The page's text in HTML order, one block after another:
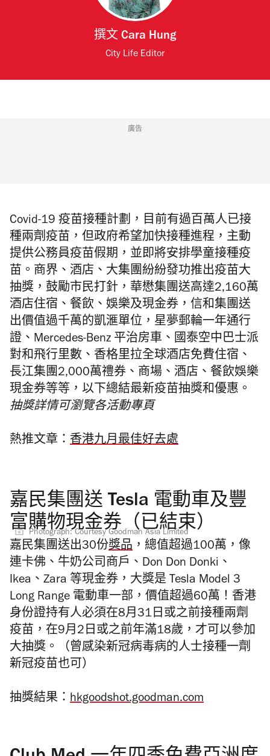
撰文 Cara Hung
City Life Editor
廣告
Covid-19 疫苗接種計劃，目前有過百萬人已接
種兩劑疫苗，但政府希望加快接種進程，主動
提供公務員疫苗假期，並即將安排學童接種疫
苗。商界、酒店、大集團紛紛發功推出疫苗大
抽獎，鼓勵市民打針，華懋集團送高達2,160萬
酒店住宿、餐飲、娛樂及現金券，信和集團送
出價值過千萬的凱滙單位，星夢郵輪一年通行
證、Mercedes-Benz 平治房車、國泰空中巴士派
對和飛行里數、香格里拉全球酒店免費住宿、
長江集團2,000萬禮券、商場、酒店、餐飲娛樂
現金券等等，以下總結最新疫苗抽獎和優惠。
抽獎詳情可瀏覽各活動專頁
熱推文章： 香港九月最佳好去處
嘉民集團送 Tesla 電動車及豐
富購物現金券（已結束）
Photograph: Courtesy Goodman Asia Limited
嘉民集團送出30份獎品 ，總值超過100萬，像
連卡佛、牛奶公司商戶、Don Don Donki、
Ikea、Zara 等現金券，大獎是 Tesla Model 3
Long Range 電動車一部，價值超過60萬！ 香港
身份證持有人必須在8月31日或之前接種兩劑
疫苗，在9月2日或之前年滿18歲，才可以參加
大抽獎。（曾感染新冠病毒病的人士接種一劑
新冠疫苗也可）
抽獎結果： hkgoodshot.goodman.com